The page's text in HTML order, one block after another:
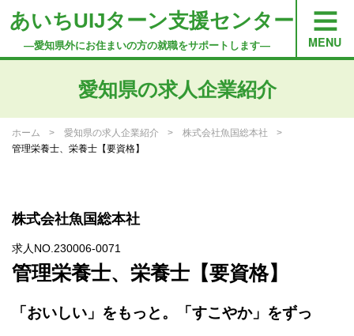
あいちUIJターン支援センター
―愛知県外にお住まいの方の就職をサポートします―
愛知県の求人企業紹介
ホーム 愛知県の求人企業紹介
株式会社魚国総本社
管理栄養士、栄養士【要資格】
株式会社魚国総本社
求人NO.230006-0071
管理栄養士、栄養士【要資格】
「おいしい」をもっと。「すこやか」をずっ